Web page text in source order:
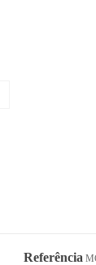
Referência